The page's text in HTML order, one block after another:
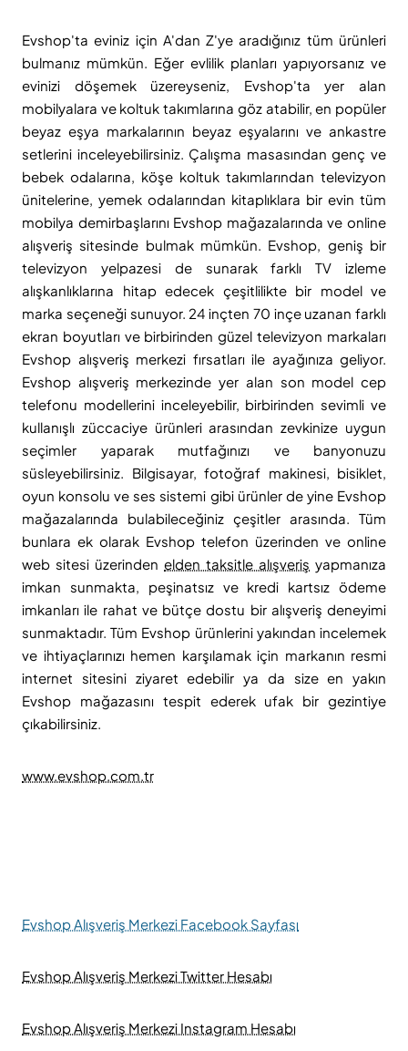
Evshop'ta eviniz için A'dan Z'ye aradığınız tüm ürünleri
bulmanız mümkün. Eğer evlilik planları yapıyorsanız ve
evinizi döşemek üzereyseniz, Evshop'ta yer alan
mobilyalara ve koltuk takımlarına göz atabilir, en popüler
beyaz eşya markalarının beyaz eşyalarını ve ankastre
setlerini inceleyebilirsiniz. Çalışma masasından genç ve
bebek odalarına, köşe koltuk takımlarından televizyon
ünitelerine, yemek odalarından kitaplıklara bir evin tüm
mobilya demirbaşlarını Evshop mağazalarında ve online
alışveriş sitesinde bulmak mümkün. Evshop, geniş bir
televizyon yelpazesi de sunarak farklı TV izleme
alışkanlıklarına hitap edecek çeşitlilikte bir model ve
marka seçeneği sunuyor. 24 inçten 70 inçe uzanan farklı
ekran boyutları ve birbirinden güzel televizyon markaları
Evshop alışveriş merkezi fırsatları ile ayağınıza geliyor.
Evshop alışveriş merkezinde yer alan son model cep
telefonu modellerini inceleyebilir, birbirinden sevimli ve
kullanışlı züccaciye ürünleri arasından zevkinize uygun
seçimler yaparak mutfağınızı ve banyonuzu
süsleyebilirsiniz. Bilgisayar, fotoğraf makinesi, bisiklet,
oyun konsolu ve ses sistemi gibi ürünler de yine Evshop
mağazalarında bulabileceğiniz çeşitler arasında. Tüm
bunlara ek olarak Evshop telefon üzerinden ve online
web sitesi üzerinden elden taksitle alışveriş yapmanıza
imkan sunmakta, peşinatsız ve kredi kartsız ödeme
imkanları ile rahat ve bütçe dostu bir alışveriş deneyimi
sunmaktadır. Tüm Evshop ürünlerini yakından incelemek
ve ihtiyaçlarınızı hemen karşılamak için markanın resmi
internet sitesini ziyaret edebilir ya da size en yakın
Evshop mağazasını tespit ederek ufak bir gezintiye
çıkabilirsiniz.
www.evshop.com.tr
Evshop Alışveriş Merkezi Facebook Sayfası
Evshop Alışveriş Merkezi Twitter Hesabı
Evshop Alışveriş Merkezi Instagram Hesabı